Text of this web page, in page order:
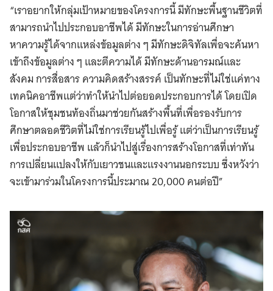
“เราอยากให้กลุ่มเป้าหมายของโครงการนี้ มีทักษะพื้นฐานชีวิตที่
สามารถนำไปประกอบอาชีพได้ มีทักษะในการอ่านศึกษา
หาความรู้ได้จากแหล่งข้อมูลต่าง ๆ มีทักษะดิจิทัลเพื่อจะค้นหา
เข้าถึงข้อมูลต่าง ๆ และตีความได้ มีทักษะด้านอารมณ์และ
สังคม การสื่อสาร ความคิดสร้างสรรค์ เป็นทักษะที่ไม่ใช่แค่ทาง
เทคนิคอาชีพแต่ว่าทำให้นำไปต่อยอดประกอบการได้ โดยเปิด
โอกาสให้ชุมชนท้องถิ่นมาช่วยกันสร้างพื้นที่เพื่อรองรับการ
ศึกษาตลอดชีวิตที่ไม่ใช่การเรียนรู้ไปเพื่อรู้ แต่ว่าเป็นการเรียนรู้
เพื่อประกอบอาชีพ แล้วก็นำไปสู่เรื่องการสร้างโอกาสที่เท่าทัน
การเปลี่ยนแปลงให้กับเยาวชนและแรงงานนอกระบบ ซึ่งหวังว่า
จะเข้ามาร่วมในโครงการนี้ประมาณ 20,000 คนต่อปี”